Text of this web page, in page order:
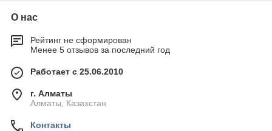
О нас
Рейтинг не сформирован
Менее 5 отзывов за последний год
Работает с 25.06.2010
г. Алматы
Алматы, Казахстан
Контакты